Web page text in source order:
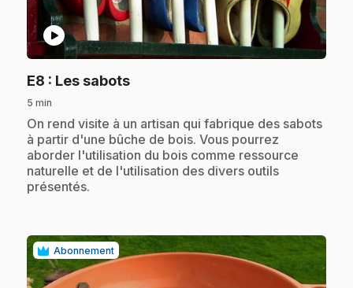
play_circle
E8 : Les sabots.
5 min
.On rend visite à un artisan qui fabrique des sabots
à partir d'une bûche de bois. Vous pourrez
aborder l'utilisation du bois comme ressource
naturelle et de l'utilisation des divers outils
présentés.
Abonnement